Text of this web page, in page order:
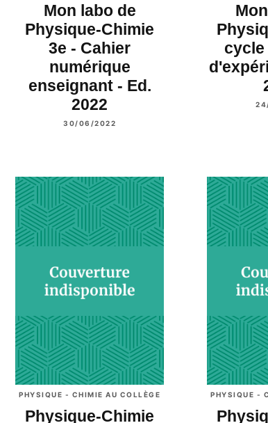
Mon labo de
Physique-Chimie
3e - Cahier
numérique
enseignant - Ed.
2022
30/06/2022
cycle
PHYSIQUE - CHIMIE AU COLLÈGE
Physique-Chimie
PHYSIQUE -